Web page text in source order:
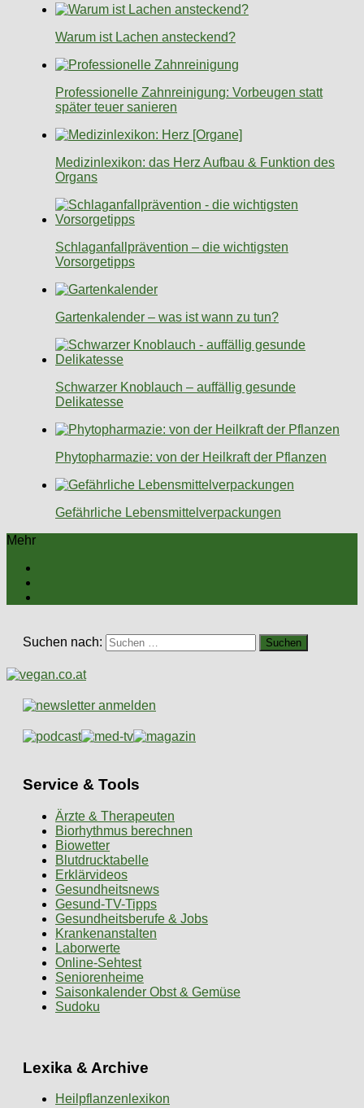
Warum ist Lachen ansteckend?
Professionelle Zahnreinigung: Vorbeugen statt
später teuer sanieren
Medizinlexikon: das Herz Aufbau & Funktion des
Organs
Schlaganfallprävention – die wichtigsten
Vorsorgetipps
Gartenkalender – was ist wann zu tun?
Schwarzer Knoblauch – auffällig gesunde
Delikatesse
Phytopharmazie: von der Heilkraft der Pflanzen
Gefährliche Lebensmittelverpackungen
Mehr
Suchen nach:
Service & Tools
Ärzte & Therapeuten
Biorhythmus berechnen
Biowetter
Blutdrucktabelle
Erklärvideos
Gesundheitsnews
Gesund-TV-Tipps
Gesundheitsberufe & Jobs
Krankenanstalten
Laborwerte
Online-Sehtest
Seniorenheime
Saisonkalender Obst & Gemüse
Sudoku
Lexika & Archive
Heilpflanzenlexikon